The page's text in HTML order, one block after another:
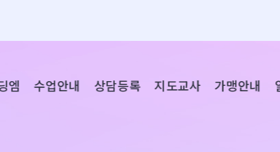
엠 수업안내 상담등록 지도교사 가맹안내